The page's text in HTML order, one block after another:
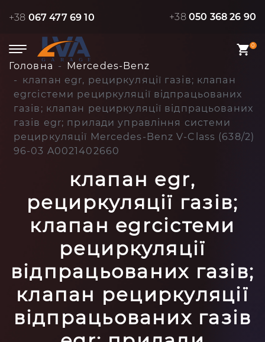
+38 067 477 69 10 +38 050 368 26 90
0
Головна
Mercedes-Benz
клапан egr, рециркуляції газів; клапан
egrсістеми рециркуляції відпрацьованих
газів; клапан рециркуляції відпрацьованих
газів egr; прилади управління системи
рециркуляції Mercedes-Benz V-Class (638/2)
96-03 A0021402660
клапан egr,
рециркуляції газів;
клапан egrсістеми
рециркуляції
відпрацьованих газів;
клапан рециркуляції
відпрацьованих газів